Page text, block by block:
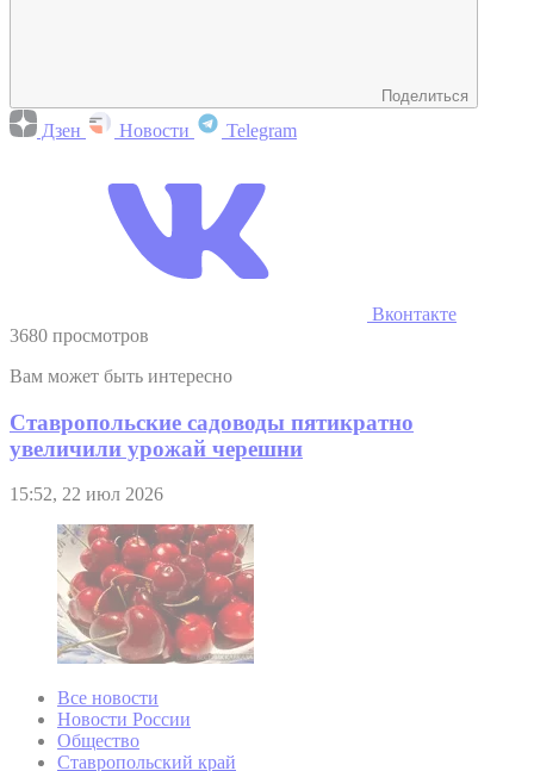
Поделиться
Дзен Новости Telegram
Вконтакте
3680 просмотров
Вам может быть интересно
Ставропольские садоводы пятикратно
увеличили урожай черешни
15:52, 22 июл 2026
Все новости
Новости России
Общество
Ставропольский край